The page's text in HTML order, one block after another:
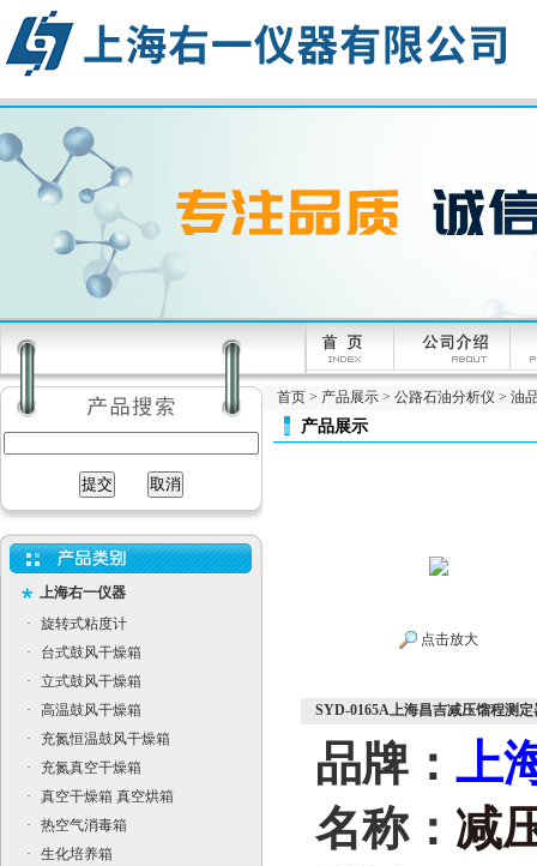
上海右一仪器
·
旋转式粘度计
·
台式鼓风干燥箱
·
立式鼓风干燥箱
·
高温鼓风干燥箱
·
充氮恒温鼓风干燥箱
·
充氮真空干燥箱
·
真空干燥箱 真空烘箱
·
热空气消毒箱
·
生化培养箱
首页 > 产品展示 > 公路石油分析仪 > 油
产品展示
点击放大
SYD-0165A上海昌吉减压馏程测
品牌： 上
名称： 减